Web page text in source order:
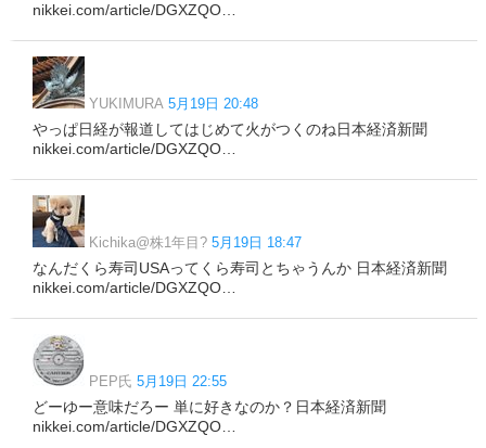
nikkei.com/article/DGXZQO…
YUKIMURA 5月19日 20:48
やっぱ日経が報道してはじめて火がつくのね日本経済新聞
nikkei.com/article/DGXZQO…
Kichika@株1年目? 5月19日 18:47
なんだくら寿司USAってくら寿司とちゃうんか 日本経済新聞
nikkei.com/article/DGXZQO…
PEP氏 5月19日 22:55
どーゆー意味だろー 単に好きなのか？日本経済新聞
nikkei.com/article/DGXZQO…